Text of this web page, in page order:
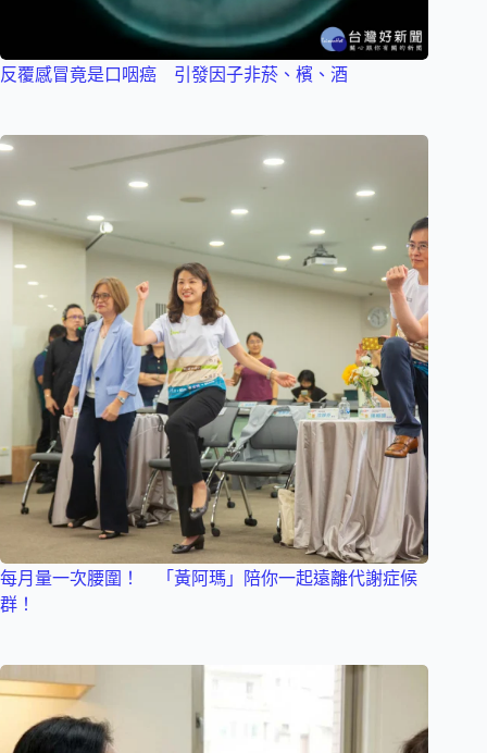
反覆感冒竟是口咽癌 引發因子非菸、檳、酒
每月量一次腰圍！ 「黃阿瑪」陪你一起遠離代謝症候
群！